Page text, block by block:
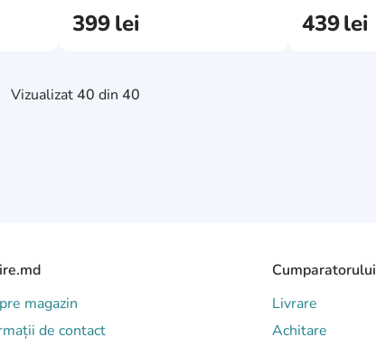
399lei 439lei
Vizualizat40 din 40
magazin
de contact
Cumparatorului
Livrare
Achitare